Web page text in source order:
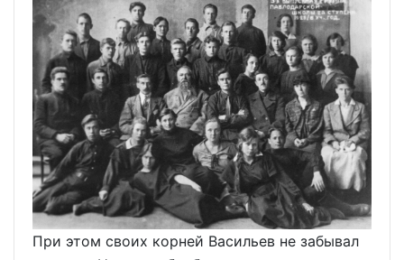
При этом своих корней Васильев не забывал